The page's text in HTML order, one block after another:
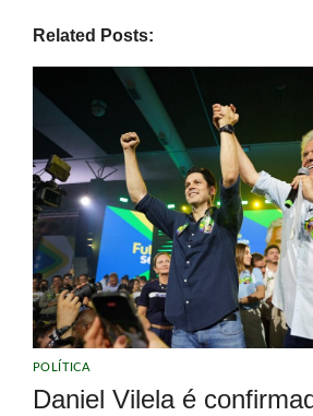
Related Posts:
POLÍTICA
Daniel Vilela é